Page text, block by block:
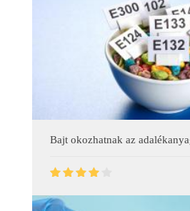
Bajt okozhatnak az